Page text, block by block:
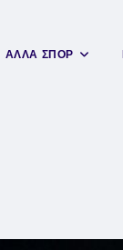
ΑΛΛΑ ΣΠΟΡ